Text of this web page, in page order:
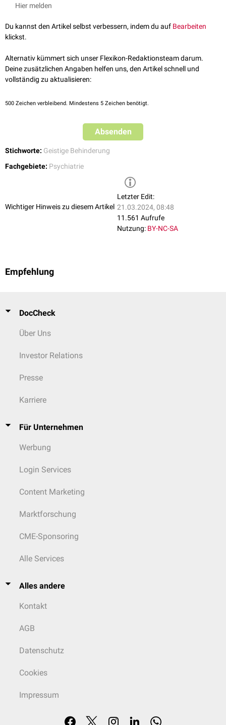
Hier melden
Du kannst den Artikel selbst verbessern, indem du auf Bearbeiten
klickst.
Alternativ kümmert sich unser Flexikon-Redaktionsteam darum.
Deine zusätzlichen Angaben helfen uns, den Artikel schnell und
vollständig zu aktualisieren:
500 Zeichen verbleibend. Mindestens 5 Zeichen benötigt.
Absenden
Stichworte: Geistige Behinderung
Fachgebiete: Psychiatrie
Wichtiger Hinweis zu diesem Artikel
Letzter Edit:
21.03.2024, 08:48
11.561 Aufrufe
Nutzung: BY-NC-SA
Empfehlung
DocCheck
Über Uns
Investor Relations
Presse
Karriere
Für Unternehmen
Werbung
Login Services
Content Marketing
Marktforschung
CME-Sponsoring
Alle Services
Alles andere
Kontakt
AGB
Datenschutz
Cookies
Impressum